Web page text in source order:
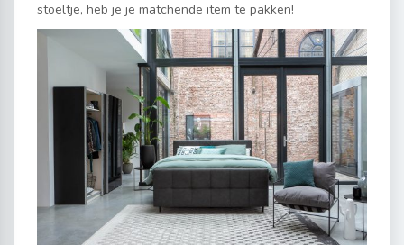
stoeltje, heb je je matchende item te pakken!